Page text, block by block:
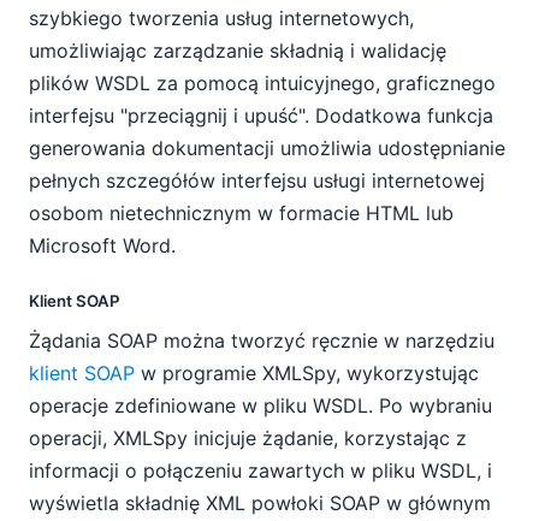
szybkiego tworzenia usług internetowych,
umożliwiając zarządzanie składnią i walidację
plików WSDL za pomocą intuicyjnego, graficznego
interfejsu "przeciągnij i upuść". Dodatkowa funkcja
generowania dokumentacji umożliwia udostępnianie
pełnych szczegółów interfejsu usługi internetowej
osobom nietechnicznym w formacie HTML lub
Microsoft Word.
Klient SOAP
Żądania SOAP można tworzyć ręcznie w narzędziu
klient SOAP w programie XMLSpy, wykorzystując
operacje zdefiniowane w pliku WSDL. Po wybraniu
operacji, XMLSpy inicjuje żądanie, korzystając z
informacji o połączeniu zawartych w pliku WSDL, i
wyświetla składnię XML powłoki SOAP w głównym